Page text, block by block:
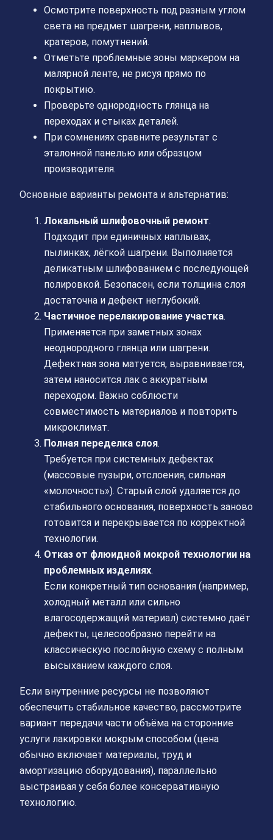
Осмотрите поверхность под разным углом
света на предмет шагрени, наплывов,
кратеров, помутнений.
Отметьте проблемные зоны маркером на
малярной ленте, не рисуя прямо по
покрытию.
Проверьте однородность глянца на
переходах и стыках деталей.
При сомнениях сравните результат с
эталонной панелью или образцом
производителя.
Основные варианты ремонта и альтернатив:
Локальный шлифовочный ремонт.
Подходит при единичных наплывах,
пылинках, лёгкой шагрени. Выполняется
деликатным шлифованием с последующей
полировкой. Безопасен, если толщина слоя
достаточна и дефект неглубокий.
Частичное перелакирование участка.
Применяется при заметных зонах
неоднородного глянца или шагрени.
Дефектная зона матуется, выравнивается,
затем наносится лак с аккуратным
переходом. Важно соблюсти
совместимость материалов и повторить
микроклимат.
Полная переделка слоя.
Требуется при системных дефектах
(массовые пузыри, отслоения, сильная
«молочность»). Старый слой удаляется до
стабильного основания, поверхность заново
готовится и перекрывается по корректной
технологии.
Отказ от флюидной мокрой технологии на
проблемных изделиях.
Если конкретный тип основания (например,
холодный металл или сильно
влагосодержащий материал) системно даёт
дефекты, целесообразно перейти на
классическую послойную схему с полным
высыханием каждого слоя.
Если внутренние ресурсы не позволяют
обеспечить стабильное качество, рассмотрите
вариант передачи части объёма на сторонние
услуги лакировки мокрым способом (цена
обычно включает материалы, труд и
амортизацию оборудования), параллельно
выстраивая у себя более консервативную
технологию.